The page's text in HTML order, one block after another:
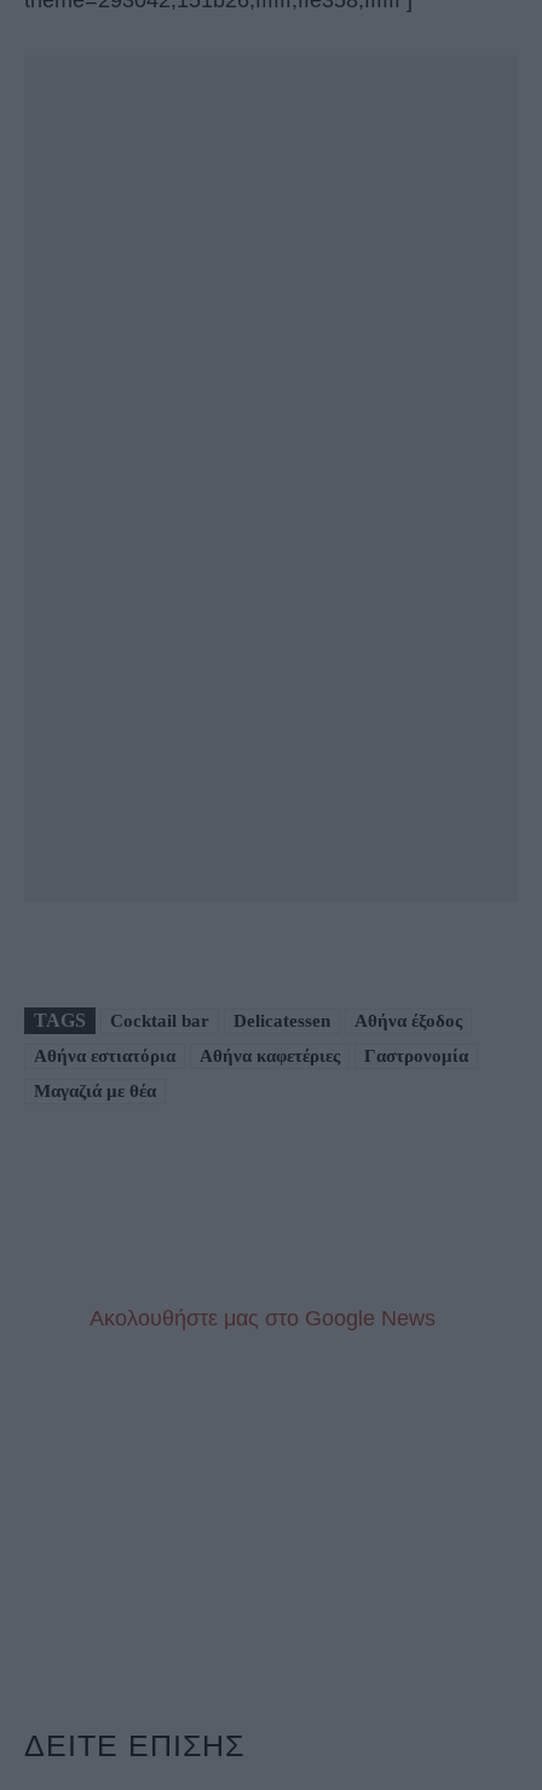
TAGS Cocktail bar Delicatessen
Αθήνα έξοδος
Αθήνα εστιατόρια
Αθήνα καφετέριες
Γαστρονομία
Μαγαζιά με θέα
Aκολουθήστε μας στo Google News
ΔΕΙΤΕ ΕΠΙΣΗΣ